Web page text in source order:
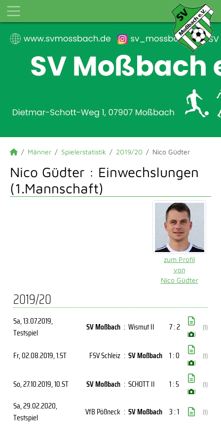
Männer Spielerstatistik 2019/20 Nico Güdter
Nico Güdter : Einwechslungen
(1.Mannschaft)
zum Profil
von
Nico Güdter
2019/20
Sa, 13.07.2019,
Testspiel
SV Moßbach : Wismut II 7 : 2
( )
(1)
Fr, 02.08.2019, 1.ST FSV Schleiz : SV Moßbach 1 : 0
( )
(1)
So, 27.10.2019, 10.ST SV Moßbach : SCHOTT II 1 : 5
( )
(1)
Sa, 29.02.2020,
Testspiel
VfB Pößneck : SV Moßbach 3 : 1 (1)